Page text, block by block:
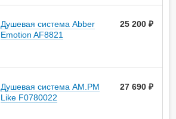
Душевая система Abber
Emotion AF8821
25 200
Душевая система AM.PM
Like F0780022
27 690